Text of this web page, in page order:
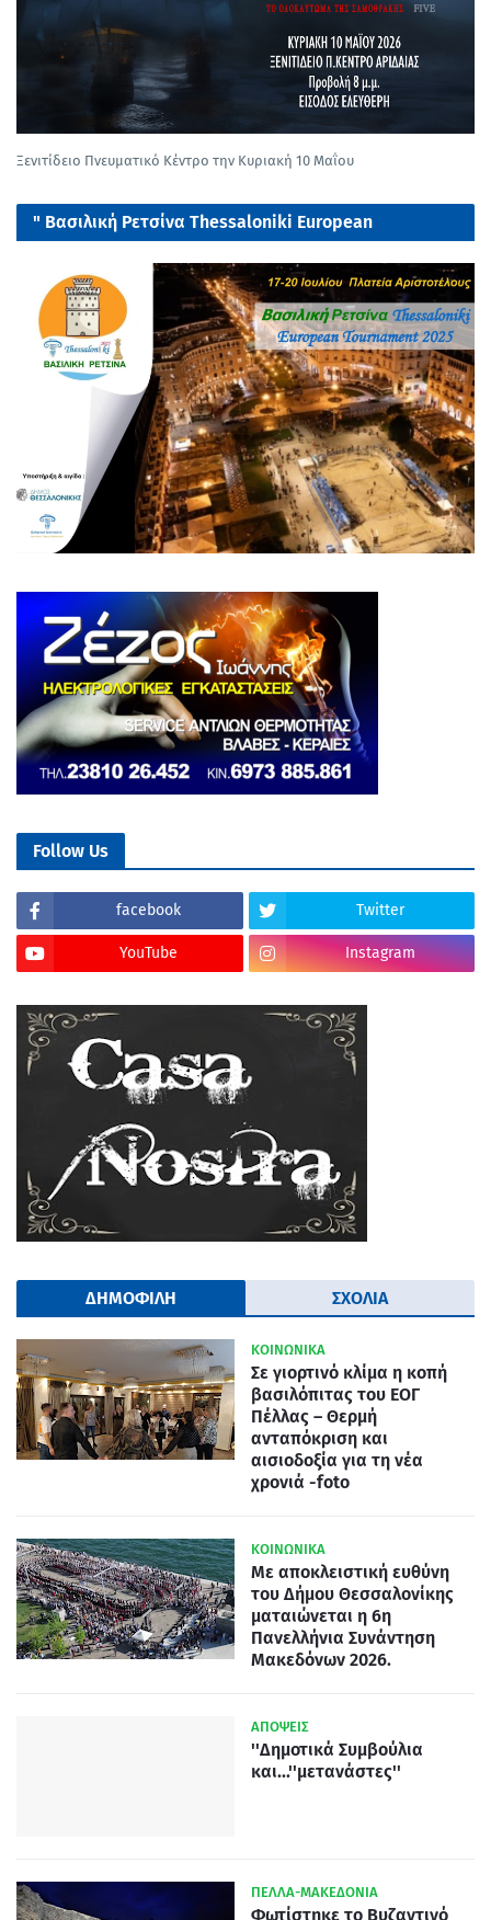
Ξενιτίδειο Πνευματικό Κέντρο την Κυριακή 10 Μαΐου
" Βασιλική Ρετσίνα Thessaloniki European
tournament 2025"
Follow Us
facebook Twitter
YouTube Instagram
ΔΗΜΟΦΙΛΗ ΣΧΟΛΙΑ
ΚΟΙΝΩΝΙΚΑ
Σε γιορτινό κλίμα η κοπή
βασιλόπιτας του ΕΟΓ
Πέλλας – Θερμή
ανταπόκριση και
αισιοδοξία για τη νέα
χρονιά -foto
ΚΟΙΝΩΝΙΚΑ
Με αποκλειστική ευθύνη
του Δήμου Θεσσαλονίκης
ματαιώνεται η 6η
Πανελλήνια Συνάντηση
Μακεδόνων 2026.
ΑΠΟΨΕΙΣ
''Δημοτικά Συμβούλια
και...''μετανάστες''
ΠΕΛΛΑ-ΜΑΚΕΔΟΝΙΑ
Φωτίστηκε το Βυζαντινό